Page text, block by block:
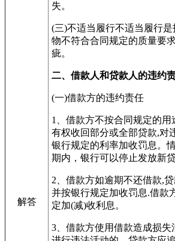
解答
失。
(三)不适当履行不适当履行
物不符合合同规定的质量要
疵。
二、借款人和贷款人的违约
(一)借款方的违约责任
1、借款方不按合同规定的
有权收回部分或全部贷款,对
银行规定的利率加收罚息。
期内，银行可以停止发放新贷
2、借款方如逾期不还借款,
并按银行规定加收罚息.借款
定加(减)收利息。
3、借款方使用借款造成损失